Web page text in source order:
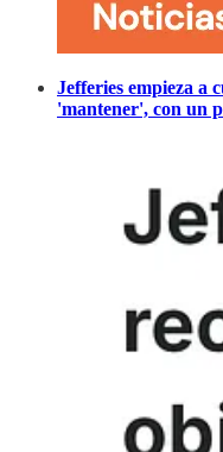
Jefferies empieza a
'mantener', con un